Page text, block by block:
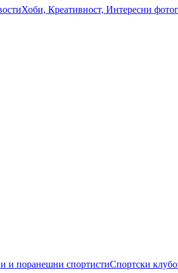
Хоби, Креативност, Интересни
и поранешни спортистиСпортски